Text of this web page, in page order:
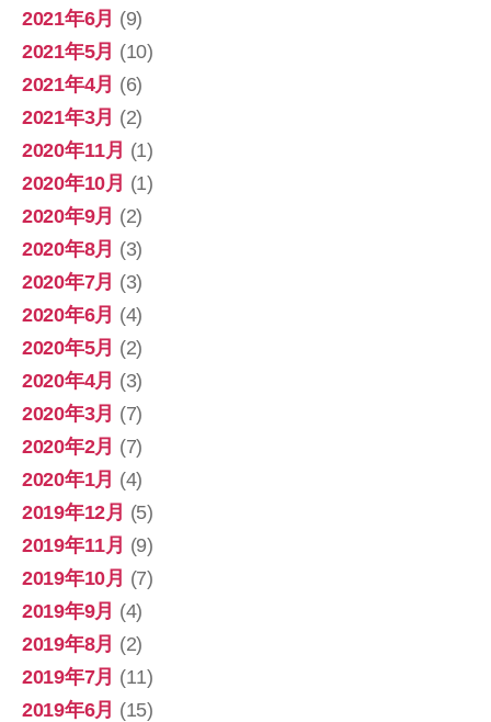
2021年6月 (9)
2021年5月 (10)
2021年4月 (6)
2021年3月 (2)
2020年11月 (1)
2020年10月 (1)
2020年9月 (2)
2020年8月 (3)
2020年7月 (3)
2020年6月 (4)
2020年5月 (2)
2020年4月 (3)
2020年3月 (7)
2020年2月 (7)
2020年1月 (4)
2019年12月 (5)
2019年11月 (9)
2019年10月 (7)
2019年9月 (4)
2019年8月 (2)
2019年7月 (11)
2019年6月 (15)